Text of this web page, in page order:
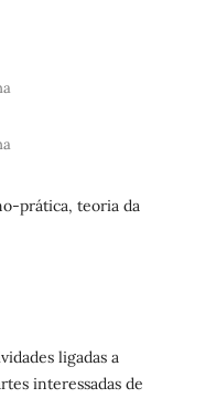
prática, teoria da
ligadas a
interessadas de